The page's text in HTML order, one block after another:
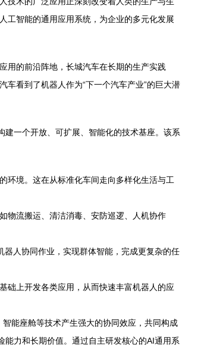
工智能的通用应用系统，为企业的多元化发展
用的前沿阵地，长城汽车在长期的生产实践
看到了机器人作为“下一个汽车产业”的巨大潜
建一个开放、可扩展、智能化的技术基座。该系
环境。这在从标准化车间走向多样化生活与工
物流搬运、清洁消毒、安防巡逻、人机协作
器人协同作业，实现群体智能，完成更复杂的任
础上开发各类应用，从而快速丰富机器人的应
能座舱等技术产生强大的协同效应，共同构成
力和长期价值。通过自主研发核心的AI通用系